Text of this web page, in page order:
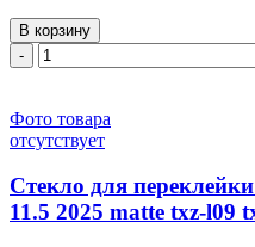
В корзину
-
Фото товара
отсутствует
Стекло для
11.5 2025 matte txz-l09